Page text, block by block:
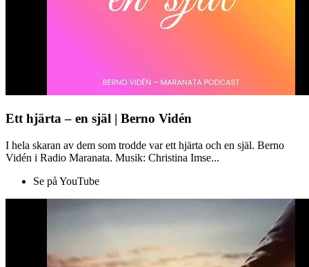
Ett hjärta – en själ | Berno Vidén
I hela skaran av dem som trodde var ett hjärta och en själ. Berno
Vidén i Radio Maranata. Musik: Christina Imse...
Se på YouTube